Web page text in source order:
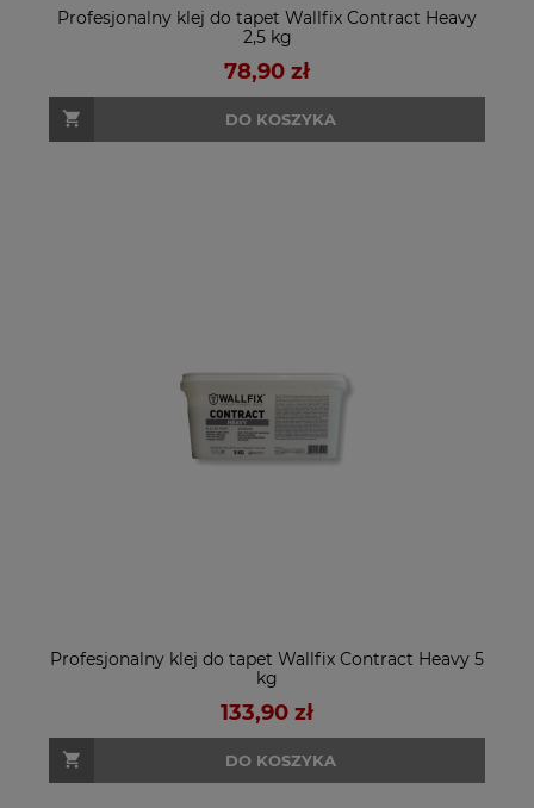
Profesjonalny klej do tapet Wallfix Contract Heavy
2,5 kg
78,90 zł
DO KOSZYKA
Profesjonalny klej do tapet Wallfix Contract Heavy 5
kg
133,90 zł
DO KOSZYKA